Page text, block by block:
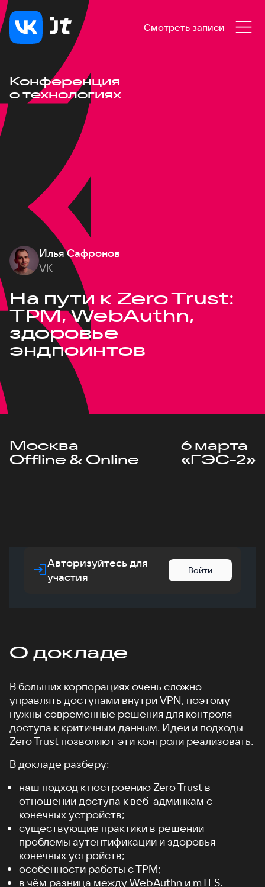
Смотреть записи
Конференция
о технологиях
Илья Сафронов
VK
На пути к Zero Trust:
TPM, WebAuthn,
здоровье
эндпоинтов
Москва
Offline & Online
6 марта
«ГЭС-2»
Авторизуйтесь для
участия
Войти
О докладе
В больших корпорациях очень сложно
управлять доступами внутри VPN, поэтому
нужны современные решения для контроля
доступа к критичным данным. Идеи и подходы
Zero Trust позволяют эти контроли реализовать.
В докладе разберу:
наш подход к построению Zero Trust в
отношении доступа к веб-админкам с
конечных устройств;
существующие практики в решении
проблемы аутентификации и здоровья
конечных устройств;
особенности работы c TPM;
в чём разница между WebAuthn и mTLS.